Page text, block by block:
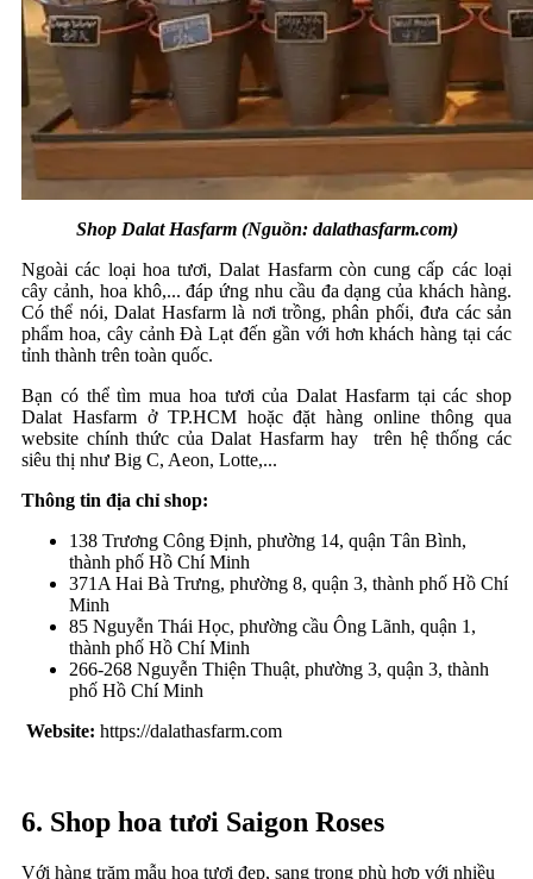
Shop Dalat Hasfarm (Nguồn: dalathasfarm.com)
Ngoài các loại hoa tươi, Dalat Hasfarm còn cung cấp các loại
cây cảnh, hoa khô,... đáp ứng nhu cầu đa dạng của khách hàng.
Có thể nói, Dalat Hasfarm là nơi trồng, phân phối, đưa các sản
phẩm hoa, cây cảnh Đà Lạt đến gần với hơn khách hàng tại các
tỉnh thành trên toàn quốc.
Bạn có thể tìm mua hoa tươi của Dalat Hasfarm tại các shop
Dalat Hasfarm ở TP.HCM hoặc đặt hàng online thông qua
website chính thức của Dalat Hasfarm hay trên hệ thống các
siêu thị như Big C, Aeon, Lotte,...
Thông tin địa chỉ shop:
138 Trương Công Định, phường 14, quận Tân Bình,
thành phố Hồ Chí Minh
371A Hai Bà Trưng, phường 8, quận 3, thành phố Hồ Chí
Minh
85 Nguyễn Thái Học, phường cầu Ông Lãnh, quận 1,
thành phố Hồ Chí Minh
266-268 Nguyễn Thiện Thuật, phường 3, quận 3, thành
phố Hồ Chí Minh
Website: https://dalathasfarm.com
6. Shop hoa tươi Saigon Roses
Với hàng trăm mẫu hoa tươi đẹp, sang trọng phù hợp với nhiều